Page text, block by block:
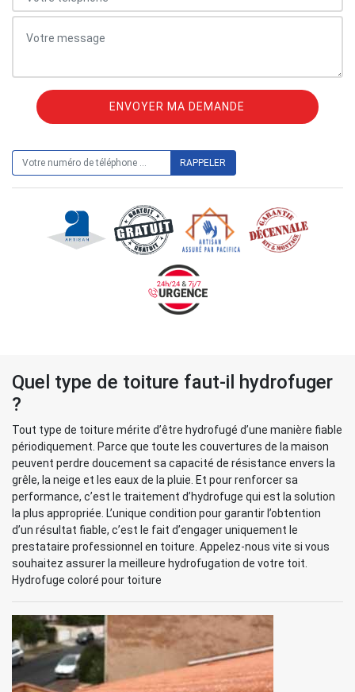
Quel type de toiture faut-il hydrofuger
?
Tout type de toiture mérite d’être hydrofugé d’une manière fiable
périodiquement. Parce que toute les couvertures de la maison
peuvent perdre doucement sa capacité de résistance envers la
grêle, la neige et les eaux de la pluie. Et pour renforcer sa
performance, c’est le traitement d’hydrofuge qui est la solution
la plus appropriée. L’unique condition pour garantir l’obtention
d’un résultat fiable, c’est le fait d’engager uniquement le
prestataire professionnel en toiture. Appelez-nous vite si vous
souhaitez assurer la meilleure hydrofugation de votre toit.
Hydrofuge coloré pour toiture